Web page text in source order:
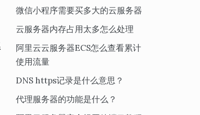
微信小程序需要买多大的云服务器
云服务器内存占用太多怎么处理
阿里云云服务器ECS怎么查看累计
使用流量
DNS https记录是什么意思？
代理服务器的功能是什么？